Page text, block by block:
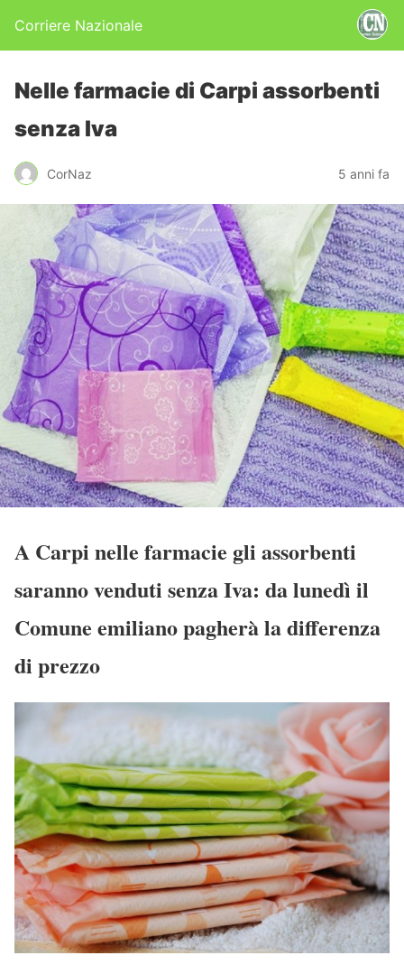
Corriere Nazionale
Nelle farmacie di Carpi assorbenti
senza Iva
CorNaz 5 anni fa
A Carpi nelle farmacie gli assorbenti
saranno venduti senza Iva: da lunedì il
Comune emiliano pagherà la differenza
di prezzo